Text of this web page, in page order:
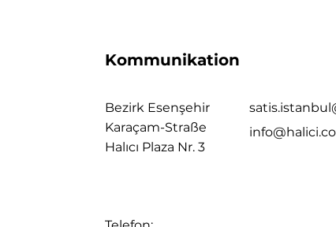
Kommunikation
Bezirk Esenşehir
Karaçam-Straße
Halıcı Plaza Nr. 3